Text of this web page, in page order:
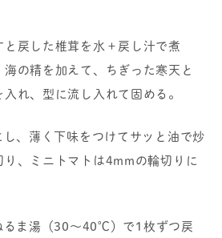
戻した椎茸を水＋戻し汁で煮
の精を加えて、ちぎった寒天と
れ、型に流し入れて固める。
、薄く下味をつけてサッと油で炒
り、ミニトマトは4mmの輪切りに
るま湯（30～40℃）で1枚ずつ戻